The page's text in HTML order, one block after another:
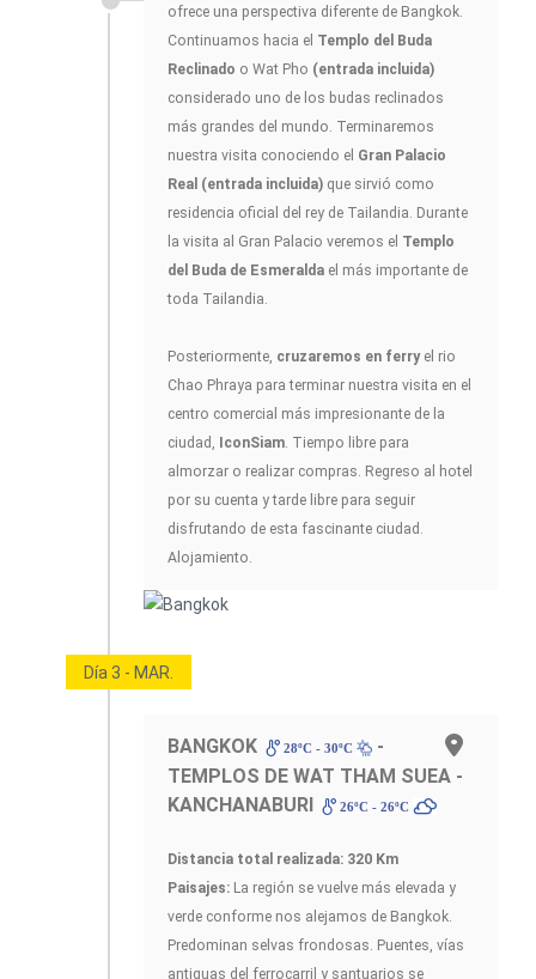
ofrece una perspectiva diferente de Bangkok.
Continuamos hacia el Templo del Buda
Reclinado o Wat Pho (entrada incluida)
considerado uno de los budas reclinados
más grandes del mundo. Terminaremos
nuestra visita conociendo el Gran Palacio
Real (entrada incluida) que sirvió como
residencia oficial del rey de Tailandia. Durante
la visita al Gran Palacio veremos el Templo
del Buda de Esmeralda el más importante de
toda Tailandia.
Posteriormente, cruzaremos en ferry el rio
Chao Phraya para terminar nuestra visita en el
centro comercial más impresionante de la
ciudad, IconSiam . Tiempo libre para
almorzar o realizar compras. Regreso al hotel
por su cuenta y tarde libre para seguir
disfrutando de esta fascinante ciudad.
Alojamiento.
Día 3 - MAR.
BANGKOK 28ºC - 30ºC
-
TEMPLOS DE WAT THAM SUEA -
KANCHANABURI
26ºC - 26ºC
Distancia total realizada: 320 Km
Paisajes: La región se vuelve más elevada y
verde conforme nos alejamos de Bangkok.
Predominan selvas frondosas. Puentes, vías
antiguas del ferrocarril y santuarios se